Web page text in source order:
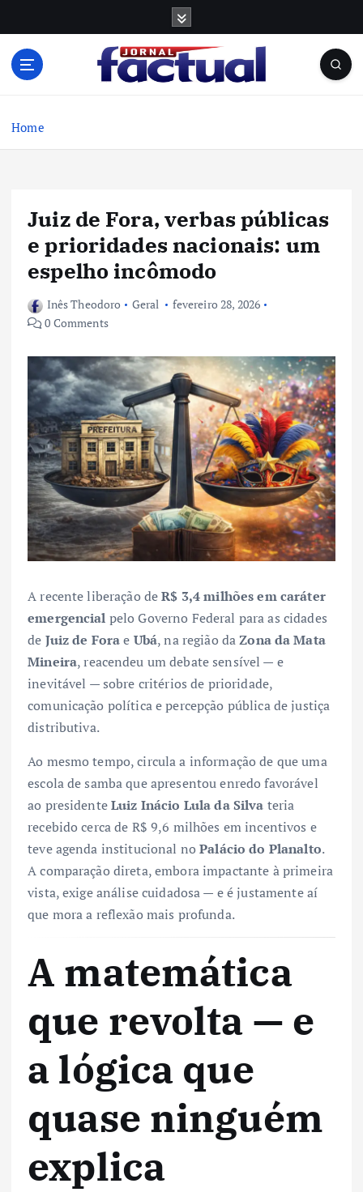
Home
Juiz de Fora, verbas públicas
e prioridades nacionais: um
espelho incômodo
Inês Theodoro Geral
fevereiro 28, 2026
0 Comments
A recente liberação deR$ 3,4 milhões em caráter
emergencial pelo Governo Federal para as cidades
de Juiz de Forae Ubá, na região daZona da Mata
Mineira, reacendeu um debate sensível — e
inevitável — sobre critérios de prioridade,
comunicação política e percepção pública de justiça
distributiva.
Ao mesmo tempo, circula a informação de que uma
escola de samba que apresentou enredo favorável
ao presidenteLuiz Inácio Lula da Silva teria
recebido cerca de R$ 9,6 milhões em incentivos e
teve agenda institucional noPalácio do Planalto.
A comparação direta, embora impactante à primeira
vista, exige análise cuidadosa — e é justamente aí
que mora a reflexão mais profunda.
A matemática
que revolta — e
a lógica que
quase ninguém
explica